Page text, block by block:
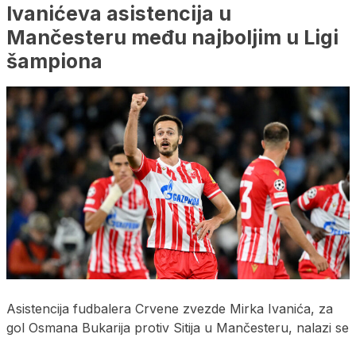
Ivanićeva asistencija u
Mančesteru među najboljim u Ligi
šampiona
Asistencija fudbalera Crvene zvezde Mirka Ivanića, za
gol Osmana Bukarija protiv Sitija u Mančesteru, nalazi se